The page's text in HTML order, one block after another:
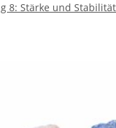
8: Stärke und